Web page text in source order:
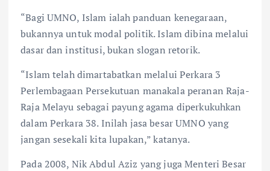
“Bagi UMNO, Islam ialah panduan kenegaraan,
bukannya untuk modal politik. Islam dibina melalui
dasar dan institusi, bukan slogan retorik.
“Islam telah dimartabatkan melalui Perkara 3
Perlembagaan Persekutuan manakala peranan Raja-
Raja Melayu sebagai payung agama diperkukuhkan
dalam Perkara 38. Inilah jasa besar UMNO yang
jangan sesekali kita lupakan,” katanya.
Pada 2008, Nik Abdul Aziz yang juga Menteri Besar